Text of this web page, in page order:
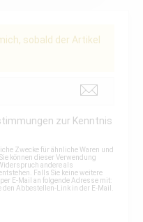
sobald der Artikel
zur Kenntnis
Zwecke für ähnliche Waren und
können dieser Verwendung
andere als
Falls Sie keine weitere
E-Mail an folgende Adresse mit:
den Abbestellen-Link in der E-Mail.